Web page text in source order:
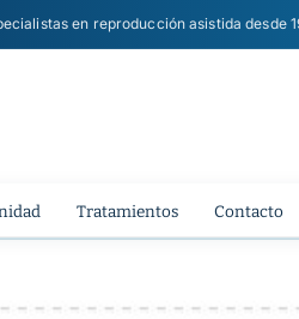
en reproducción asistida desde
Tratamientos Contacto